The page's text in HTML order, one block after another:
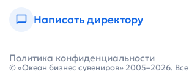
Написать директору
© «Океан бизнес сувениров» 2005–2026. Все
Политика конфиденциальности